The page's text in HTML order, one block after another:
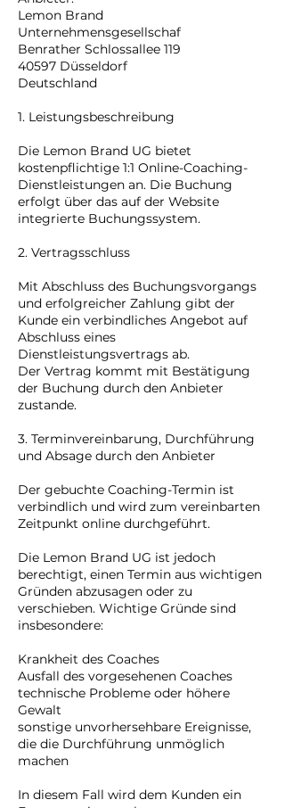
Lemon Brand
Unternehmensgesellschaf
Benrather Schlossallee 119
40597 Düsseldorf
Deutschland
1. Leistungsbeschreibung
Die Lemon Brand UG bietet
kostenpflichtige 1:1 Online-Coaching-
Dienstleistungen an. Die Buchung
erfolgt über das auf der Website
integrierte Buchungssystem.
2. Vertragsschluss
Mit Abschluss des Buchungsvorgangs
und erfolgreicher Zahlung gibt der
Kunde ein verbindliches Angebot auf
Abschluss eines
Dienstleistungsvertrags ab.
Der Vertrag kommt mit Bestätigung
der Buchung durch den Anbieter
zustande.
3. Terminvereinbarung, Durchführung
und Absage durch den Anbieter
Der gebuchte Coaching-Termin ist
verbindlich und wird zum vereinbarten
Zeitpunkt online durchgeführt.
Die Lemon Brand UG ist jedoch
berechtigt, einen Termin aus wichtigen
Gründen abzusagen oder zu
verschieben. Wichtige Gründe sind
insbesondere:
Krankheit des Coaches
Ausfall des vorgesehenen Coaches
technische Probleme oder höhere
Gewalt
sonstige unvorhersehbare Ereignisse,
die die Durchführung unmöglich
machen
In diesem Fall wird dem Kunden ein